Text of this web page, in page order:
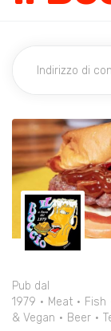
Pub dal
1979
Meat Fish
& Vegan
Beer